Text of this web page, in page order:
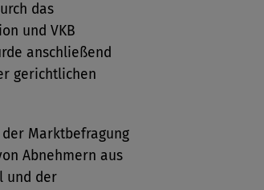
das
und VKB
anschließend
gerichtlichen
der Marktbefragung
Abnehmern aus
und der